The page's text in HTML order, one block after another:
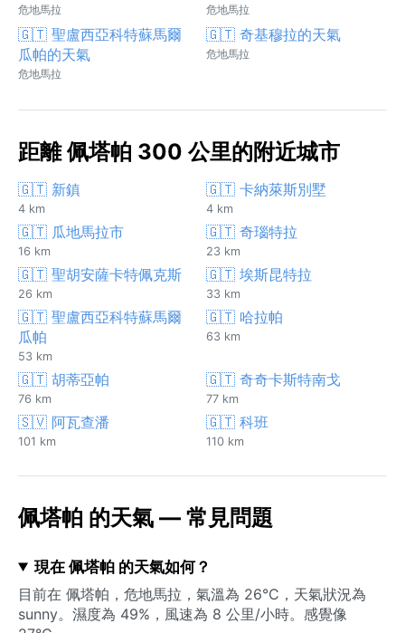
危地馬拉 危地馬拉
🇬🇹 聖盧西亞科特蘇馬爾
瓜帕的天氣
危地馬拉
🇬🇹 奇基穆拉的天氣
危地馬拉
距離 佩塔帕 300 公里的附近城市
🇬🇹 新鎮
4 km
🇬🇹 卡納萊斯別墅
4 km
🇬🇹 瓜地馬拉市
16 km
🇬🇹 奇瑙特拉
23 km
🇬🇹 聖胡安薩卡特佩克斯
26 km
🇬🇹 埃斯昆特拉
33 km
🇬🇹 聖盧西亞科特蘇馬爾
瓜帕
53 km
🇬🇹 哈拉帕
63 km
🇬🇹 胡蒂亞帕
76 km
🇬🇹 奇奇卡斯特南戈
77 km
🇸🇻 阿瓦查潘
101 km
🇬🇹 科班
110 km
佩塔帕 的天氣 — 常見問題
現在 佩塔帕 的天氣如何？
目前在 佩塔帕，危地馬拉，氣溫為 26°C，天氣狀況為
sunny。濕度為 49%，風速為 8 公里/小時。感覺像